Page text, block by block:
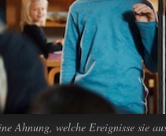
Ahnung, welche Ereignisse sie